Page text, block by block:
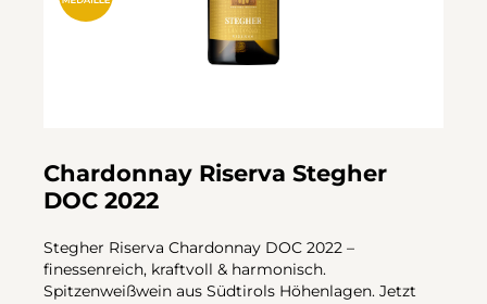
Chardonnay Riserva Stegher
DOC 2022
Stegher Riserva Chardonnay DOC 2022 –
finessenreich, kraftvoll & harmonisch.
Spitzenweißwein aus Südtirols Höhenlagen. Jetzt